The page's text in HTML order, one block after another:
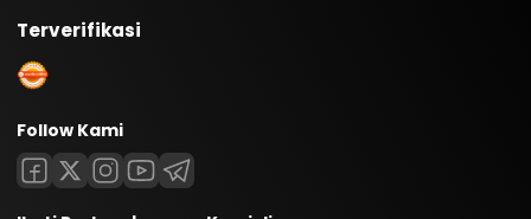
Terverifikasi
Follow Kami